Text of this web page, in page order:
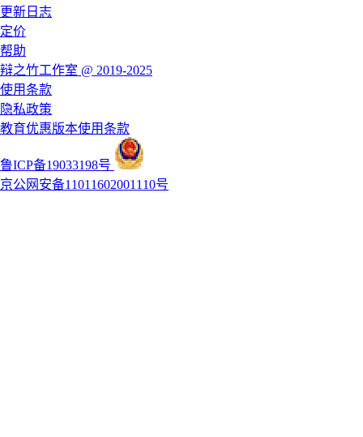
更新日志
定价
帮助
辩之竹工作室 @ 2019-2025
使用条款
隐私政策
教育优惠版本使用条款
鲁ICP备19033198号
京公网安备11011602001110号